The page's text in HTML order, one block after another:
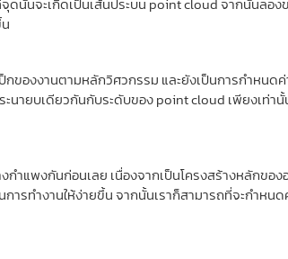
นั้นจะเกิดเป็นเส้นประบน point cloud จากนั้นลอง
ของงานตามหลักวิศวกรรม และยังเป็นการกำหนด
ายบเดียวกันกับระดับของ point cloud เพียงเท่านั้
ำแพงกันก่อนเลย เนื่องจากเป็นโครงสร้างหลักของ
รทำงานให้ง่ายขึ้น จากนั้นเราก็สามารถที่จะกำหน